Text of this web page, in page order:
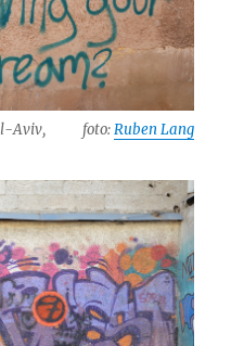
Aviv,
foto:Ruben Lang